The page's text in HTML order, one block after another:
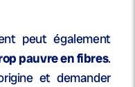
peut également
pauvre en fibres.
et demander